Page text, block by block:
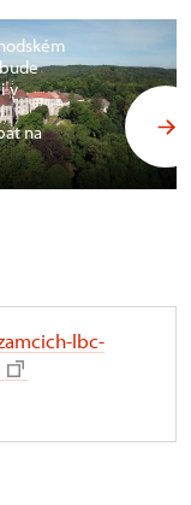
v
na
lbc-